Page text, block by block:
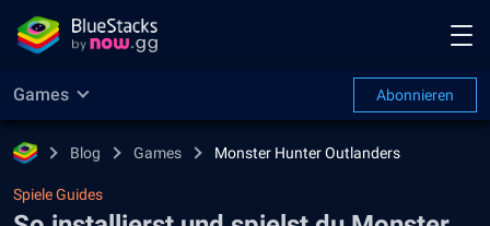
Games Abonnieren
Blog Games Monster Hunter Outlanders
Spiele Guides